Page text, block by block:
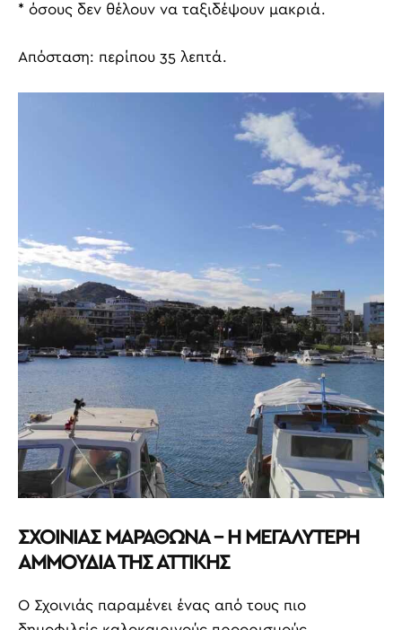
* όσους δεν θέλουν να ταξιδέψουν μακριά.
Απόσταση: περίπου 35 λεπτά.
ΣΧΟΙΝΙΑΣ ΜΑΡΑΘΩΝΑ – Η ΜΕΓΑΛΥΤΕΡΗ
ΑΜΜΟΥΔΙΑ ΤΗΣ ΑΤΤΙΚΗΣ
Ο Σχοινιάς παραμένει ένας από τους πιο